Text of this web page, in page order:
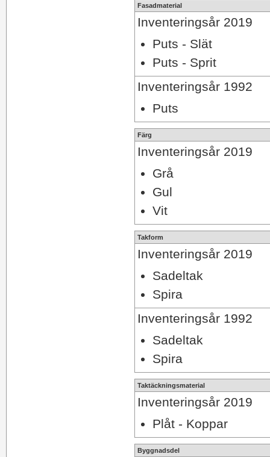
Fasadmaterial
Inventeringsår 2019
Puts - Slät
Puts - Sprit
Inventeringsår 1992
Puts
Färg
Inventeringsår 2019
Grå
Gul
Vit
Takform
Inventeringsår 2019
Sadeltak
Spira
Inventeringsår 1992
Sadeltak
Spira
Taktäckningsmaterial
Inventeringsår 2019
Plåt - Koppar
Byggnadsdel